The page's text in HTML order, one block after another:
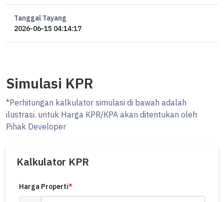
Tanggal Tayang
2026-06-15 04:14:17
Simulasi KPR
*Perhitungan kalkulator simulasi di bawah adalah
ilustrasi. untuk Harga KPR/KPA akan ditentukan oleh
Pihak Developer
Kalkulator KPR
Harga Properti*